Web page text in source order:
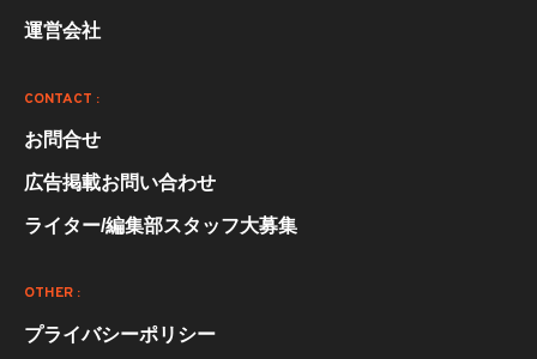
運営会社
CONTACT :
お問合せ
広告掲載お問い合わせ
ライター/編集部スタッフ大募集
OTHER :
プライバシーポリシー